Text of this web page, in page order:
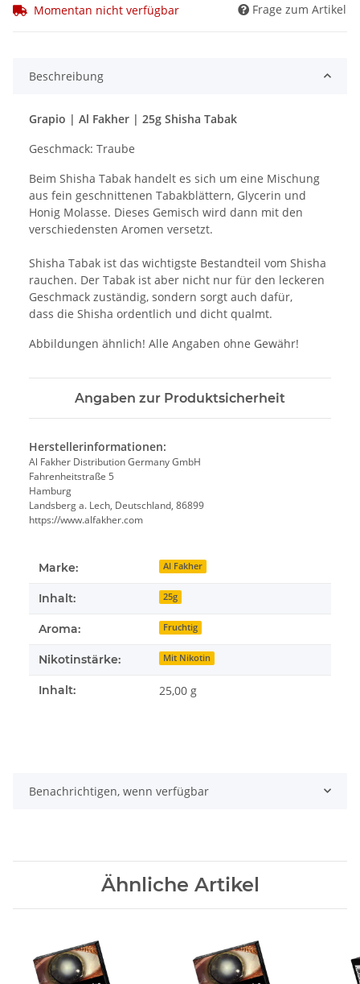
Momentan nicht verfügbar Frage zum Artikel
Beschreibung
Grapio | Al Fakher | 25g Shisha Tabak
Geschmack: Traube
Beim Shisha Tabak handelt es sich um eine Mischung
aus fein geschnittenen Tabakblättern, Glycerin und
Honig Molasse. Dieses Gemisch wird dann mit den
verschiedensten Aromen versetzt.
Shisha Tabak ist das wichtigste Bestandteil vom Shisha
rauchen. Der Tabak ist aber nicht nur für den leckeren
Geschmack zuständig, sondern sorgt auch dafür,
dass die Shisha ordentlich und dicht qualmt.
Abbildungen ähnlich! Alle Angaben ohne Gewähr!
Angaben zur Produktsicherheit
Herstellerinformationen:
Al Fakher Distribution Germany GmbH
Fahrenheitstraße 5
Hamburg
Landsberg a. Lech, Deutschland, 86899
https://www.alfakher.com
Marke: Al Fakher
Inhalt: 25g
Aroma: Fruchtig
Nikotinstärke: Mit Nikotin
Inhalt: 25,00 g
Benachrichtigen, wenn verfügbar
Ähnliche Artikel